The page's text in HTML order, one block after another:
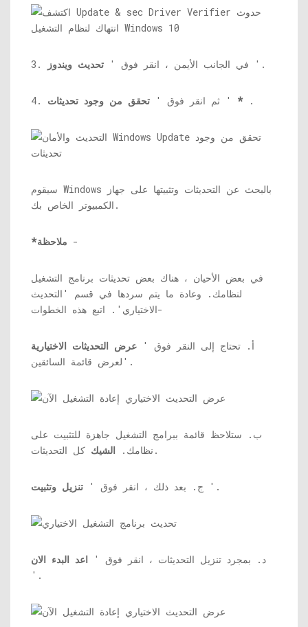
3. في الجانب الأيمن ، انقر فوق ' تحديث ويندوز '.
4. ثم انقر فوق ' تحقق من وجود تحديثات ' * .
سيقوم Windows بالبحث عن التحديثات وتثبيتها على جهاز
الكمبيوتر الخاص بك.
*ملاحظة -
في بعض الأحيان ، هناك بعض تحديثات برنامج التشغيل
لنظامك. وعادة ما يتم سردها في قسم 'التحديث
الاختياري'. اتبع هذه الخطوات-
أ. تحتاج إلى النقر فوق ' عرض التحديثات الاختيارية
'لعرض قائمة السائقين.
ب. ستلاحظ قائمة ببرامج التشغيل جاهزة للتثبيت على
نظامك. الشيك كل التحديثات.
ج. بعد ذلك ، انقر فوق ' تنزيل وتثبيت '.
د. بمجرد تنزيل التحديثات ، انقر فوق ' اعد البدء الان
'.